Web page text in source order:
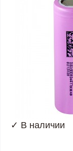
✓ В наличии